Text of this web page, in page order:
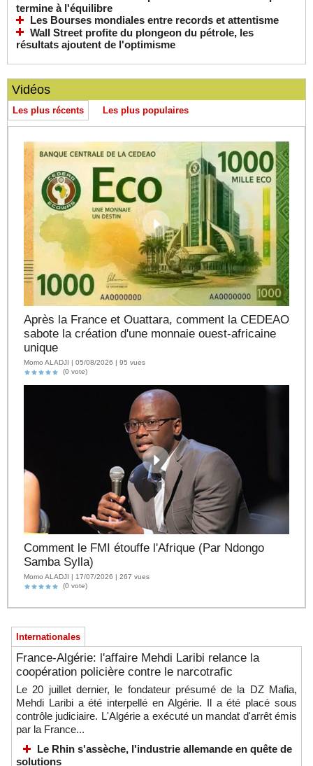
termine à l'équilibre
Les Bourses mondiales entre records et attentisme
Wall Street profite du plongeon du pétrole, les
résultats ajoutent de l'optimisme
Vidéos
Les plus récents Les plus populaires
Après la France et Ouattara, comment la CEDEAO
sabote la création d'une monnaie ouest-africaine
unique
Momo ALADJI | 05/08/2026 | 95 vues
(0 vote)
Comment le FMI étouffe l'Afrique (Par Ndongo
Samba Sylla)
Momo ALADJI | 17/07/2026 | 267 vues
(0 vote)
Internationales
France-Algérie: l'affaire Mehdi Laribi relance la
coopération policière contre le narcotrafic
Le 20 juillet dernier, le fondateur présumé de la DZ Mafia,
Mehdi Laribi a été interpellé en Algérie. Il a été placé sous
contrôle judiciaire. L'Algérie a exécuté un mandat d'arrêt émis
par la France...
Le Rhin s'assèche, l'industrie allemande en quête de
solutions